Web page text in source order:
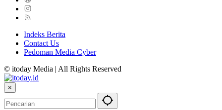
Indeks Berita
Contact Us
Pedoman Media Cyber
© itoday Media | All Rights Reserved
×